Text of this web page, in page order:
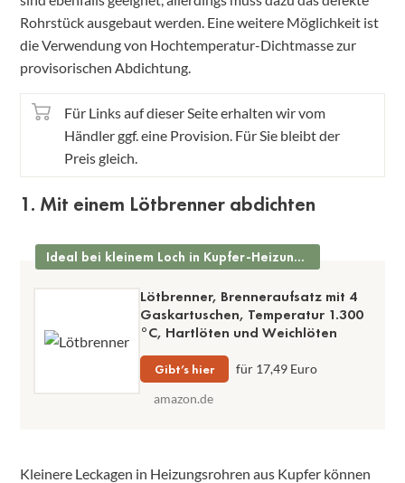
Rohrstück ausgebaut werden. Eine weitere Möglichkeit ist
die Verwendung von Hochtemperatur-Dichtmasse zur
provisorischen Abdichtung.
Für Links auf dieser Seite erhalten wir vom
Händler ggf. eine Provision. Für Sie bleibt der
Preis gleich.
1. Mit einem Lötbrenner abdichten
Ideal bei kleinem Loch in Kupfer-Heizungsrohren
Lötbrenner, Brenneraufsatz mit 4
Gaskartuschen, Temperatur 1.300
°C, Hartlöten und Weichlöten
Gibt’s hier
für 17,49 Euro
amazon.de
Kleinere Leckagen in Heizungsrohren aus Kupfer können